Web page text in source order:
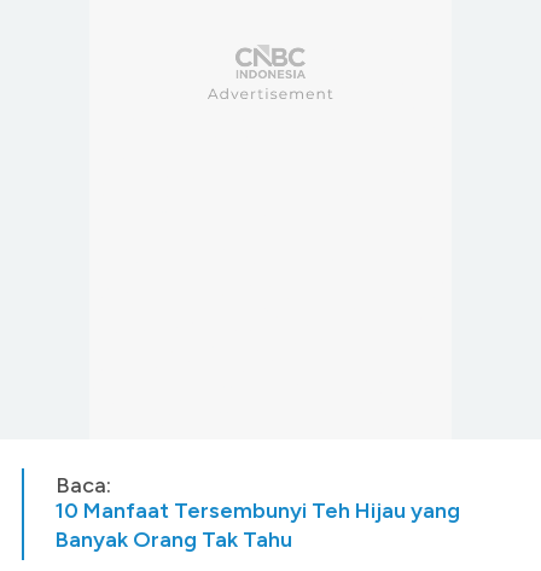
Baca:
10 Manfaat Tersembunyi Teh Hijau yang
Banyak Orang Tak Tahu